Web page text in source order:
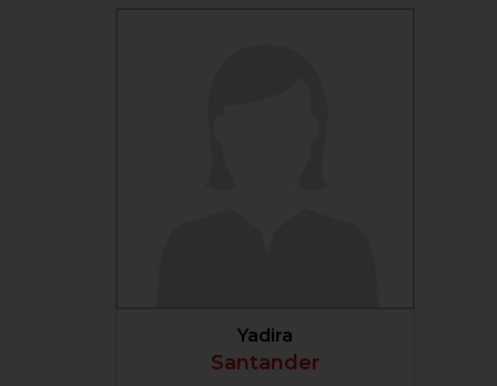
Yadira
Santander